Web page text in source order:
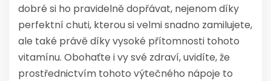
dobré si ho pravidelně dopřávat, nejenom díky
perfektní chuti, kterou si velmi snadno zamilujete,
ale také právě díky vysoké přítomnosti tohoto
vitamínu. Obohaťte i vy své zdraví, uvidíte, že
prostřednictvím tohoto výtečného nápoje to